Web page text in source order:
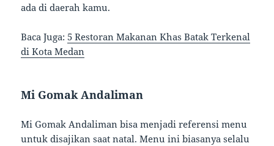
ada di daerah kamu.
Baca Juga: 5 Restoran Makanan Khas Batak Terkenal
di Kota Medan
Mi Gomak Andaliman
Mi Gomak Andaliman bisa menjadi referensi menu
untuk disajikan saat natal. Menu ini biasanya selalu